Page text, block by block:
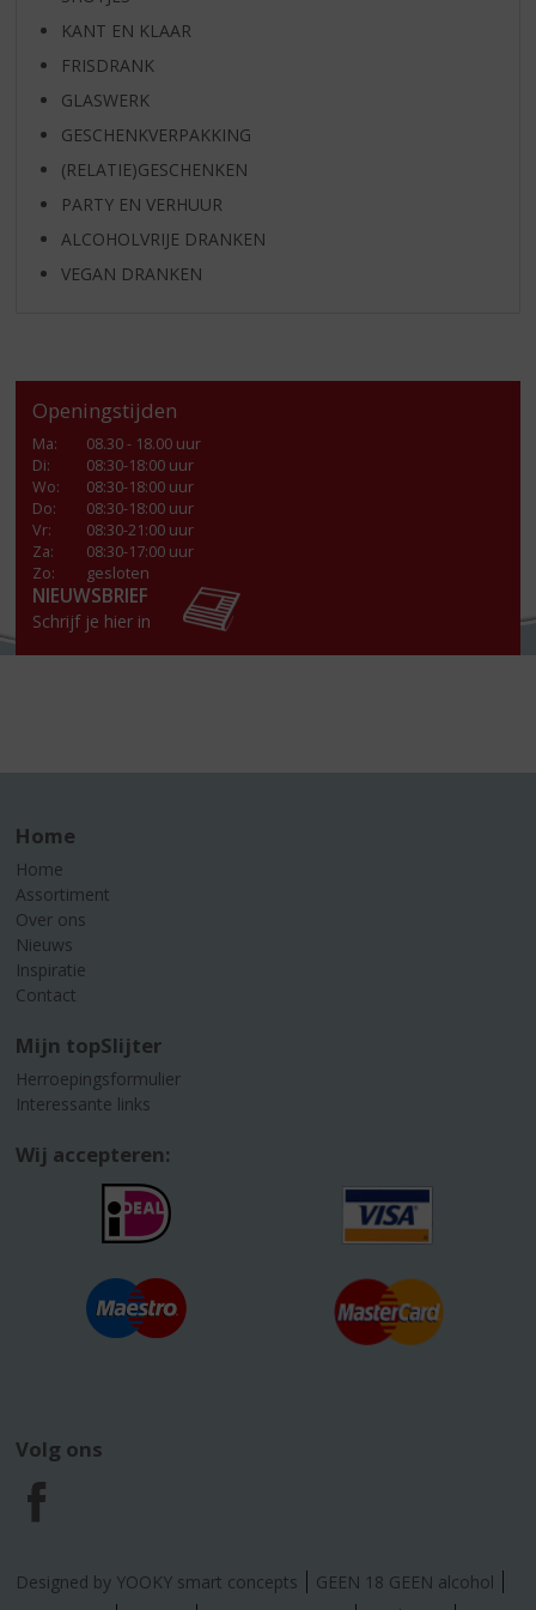
KANT EN KLAAR
FRISDRANK
GLASWERK
GESCHENKVERPAKKING
(RELATIE)GESCHENKEN
PARTY EN VERHUUR
ALCOHOLVRIJE DRANKEN
VEGAN DRANKEN
Openingstijden
Ma:
08.30 - 18.00 uur
Di:
08:30-18:00 uur
Wo:
08:30-18:00 uur
Do:
08:30-18:00 uur
Vr:
08:30-21:00 uur
Za:
08:30-17:00 uur
Zo:
gesloten
NIEUWSBRIEF
Schrijf je hier in
Home
Home
Assortiment
Over ons
Nieuws
Inspiratie
Contact
Mijn topSlijter
Herroepingsformulier
Interessante links
Wij accepteren:
Volg ons
F
a
Designed by YOOKY smart concepts
GEEN 18 GEEN alcohol